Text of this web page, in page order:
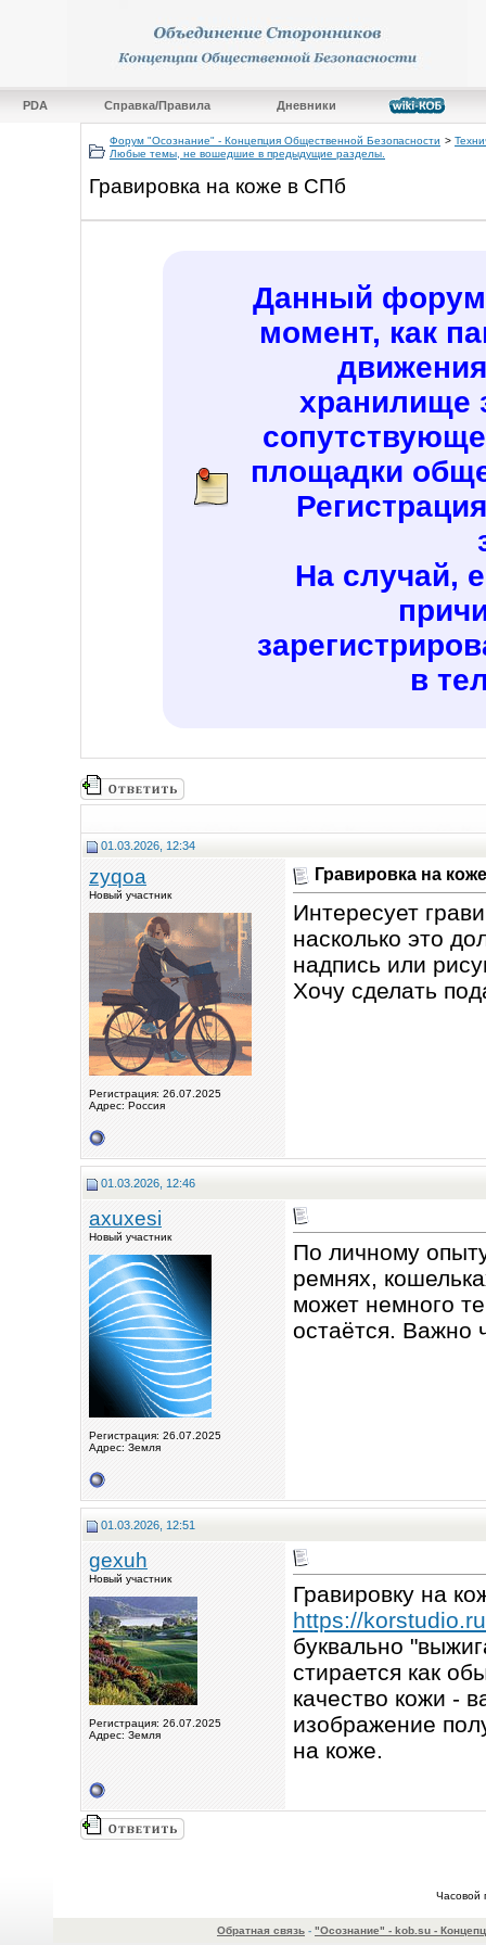
PDA Справка/Правила Дневники
Форум "Осознание" - Концепция Общественной Безопасности >
Любые темы, не вошедшие в предыдущие разделы.
Гравировка на коже в СПб
Данный форум
момент, как
хранилище
площадки
На случай,
в
01.03.2026, 12:34
zyqoa
Новый участник
Регистрация: 26.07.2025
Адрес: Россия
Гравировка на
Интересует
насколько это
надпись или
Хочу сделать
01.03.2026, 12:46
axuxesi
Новый участник
Регистрация: 26.07.2025
Адрес: Земля
По личному
ремнях,
может немного
остаётся. Важно
01.03.2026, 12:51
gexuh
Новый участник
Регистрация: 26.07.2025
Адрес: Земля
Гравировку на
https://
буквально
стирается как
качество кожи -
изображение
на коже.
Часовой
Обратная связь - "Осознание" - kob.su -